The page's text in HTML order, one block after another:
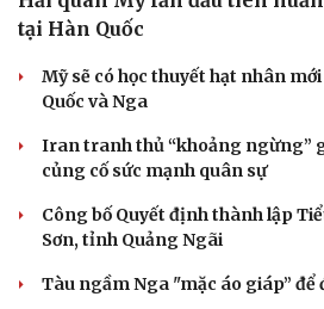
Doanh nghiệp
Thông tin doanh nghiệp
Doanh nghiệp 24h
Vì cộng đồng
tại Hàn Quốc
Mỹ sẽ có học thuyết hạt nhân
Quốc và Nga
Iran tranh thủ “khoảng ngừng”
củng cố sức mạnh quân sự
Công bố Quyết định thành lập
Sơn, tỉnh Quảng Ngãi
Tàu ngầm Nga "mặc áo giáp” để